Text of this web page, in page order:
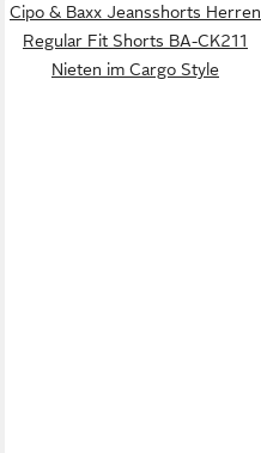
Cipo & Baxx Jeansshorts Herren
Regular Fit Shorts BA-CK211
Nieten im Cargo Style